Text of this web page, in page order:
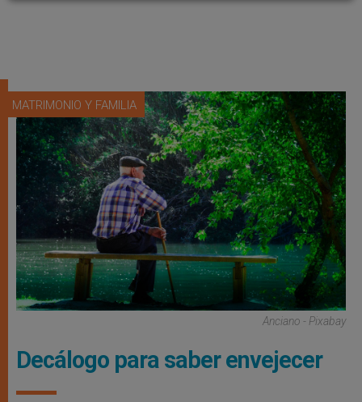
MATRIMONIO Y FAMILIA
Anciano - Pixabay
Decálogo para saber envejecer